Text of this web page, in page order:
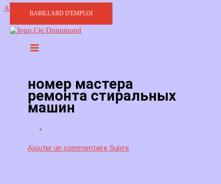
Aller au contenu
BABILLARD D'EMPLOI
номер мастера
ремонта стиральных
машин
Ajouter un commentaire Suivre